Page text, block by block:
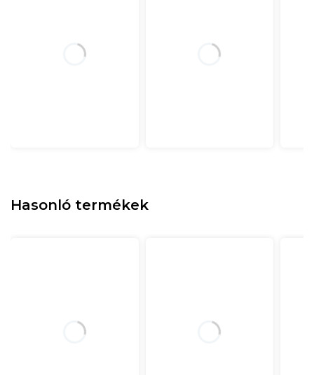
Hasonló termékek